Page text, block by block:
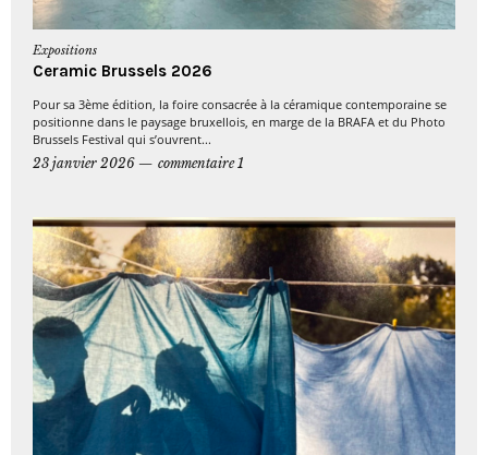
Expositions
Ceramic Brussels 2026
Pour sa 3ème édition, la foire consacrée à la céramique contemporaine se
positionne dans le paysage bruxellois, en marge de la BRAFA et du Photo
Brussels Festival qui s’ouvrent...
23 janvier 2026
commentaire 1